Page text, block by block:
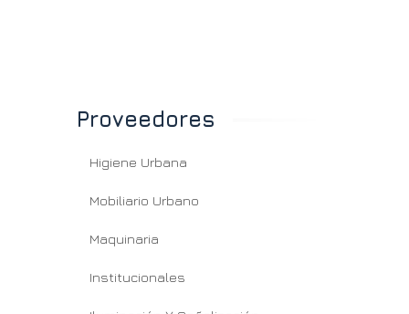
Proveedores
Higiene Urbana
Mobiliario Urbano
Maquinaria
Institucionales